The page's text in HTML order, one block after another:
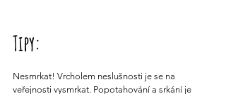
Tipy:
Nesmrkat! Vrcholem neslušnosti je se na
veřejnosti vysmrkat. Popotahování a srkání je